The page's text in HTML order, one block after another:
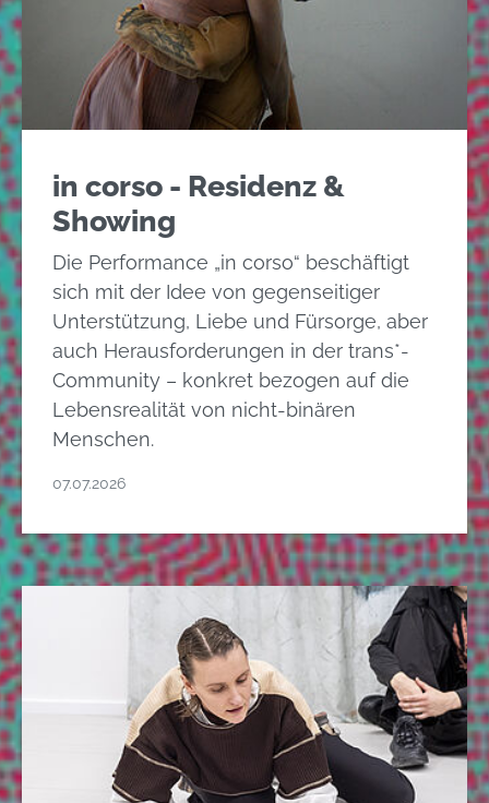
in corso - Residenz &
Showing
Die Performance „in corso“ beschäftigt
sich mit der Idee von gegenseitiger
Unterstützung, Liebe und Fürsorge, aber
auch Herausforderungen in der trans*-
Community – konkret bezogen auf die
Lebensrealität von nicht-binären
Menschen.
07.07.2026